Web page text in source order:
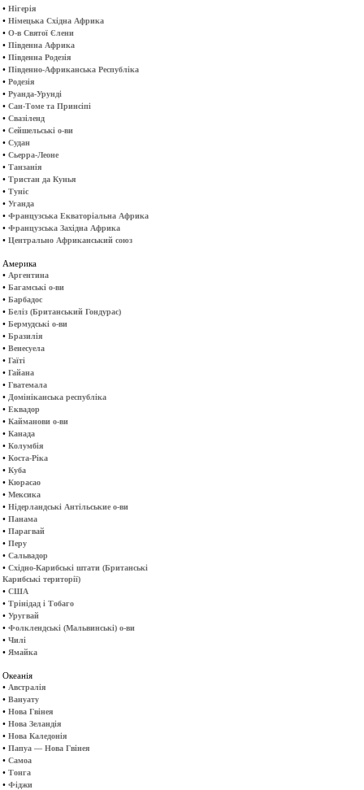
• Нігерія
• Німецька Східна Африка
• О-в Святої Єлени
• Південна Африка
• Південна Родезія
• Південно-Африканська Республіка
• Родезія
• Руанда-Урунді
• Сан-Томе та Принсіпі
• Свазіленд
• Сейшельські о-ви
• Судан
• Сьерра-Леоне
• Танзанія
• Тристан да Кунья
• Туніс
• Уганда
• Французська Екваторіальна Африка
• Французська Західна Африка
• Центрально Африканський союз
Америка
• Аргентина
• Багамські о-ви
• Барбадос
• Беліз (Британський Гондурас)
• Бермудські о-ви
• Бразилія
• Венесуела
• Гаїті
• Гайана
• Гватемала
• Домініканська республіка
• Еквадор
• Кайманови о-ви
• Канада
• Колумбія
• Коста-Ріка
• Куба
• Кюрасао
• Мексика
• Нідерландські Антільськие о-ви
• Панама
• Парагвай
• Перу
• Сальвадор
• Східно-Карибські штати (Британські
Карибські території)
• США
• Трінідад і Тобаго
• Уругвай
• Фолклендські (Мальвинські) о-ви
• Чилі
• Ямайка
Океанія
• Австралія
• Вануату
• Нова Гвінея
• Нова Зеландія
• Нова Каледонія
• Папуа — Нова Гвінея
• Самоа
• Тонга
• Фіджи